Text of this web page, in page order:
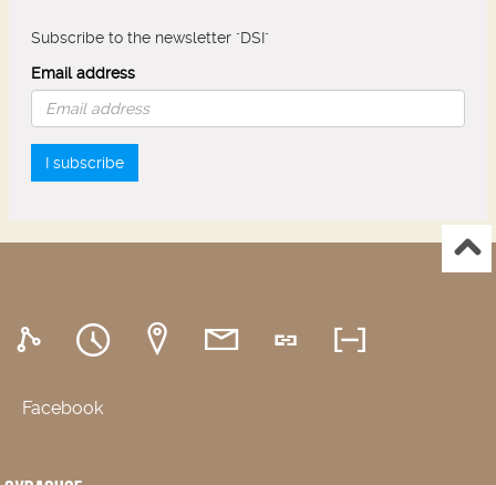
Subscribe to the newsletter "DSI"
Email address
I subscribe
Facebook